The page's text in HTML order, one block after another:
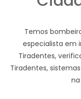
Temos
especialista em
Tiradentes,
Tiradentes,